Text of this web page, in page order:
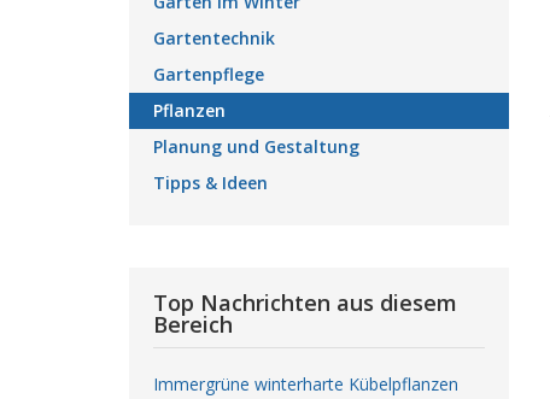
Gartentechnik
Gartenpflege
Pflanzen
Planung und Gestaltung
Tipps & Ideen
Top Nachrichten aus diesem
Bereich
Immergrüne winterharte Kübelpflanzen